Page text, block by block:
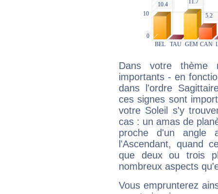
Dans votre thème
importants - en
dans l'ordre
ces signes sont
votre Soleil s'y
cas : un amas de
proche d'un
l'Ascendant, quand
que deux ou trois
nombreux aspects
Vous emprunterez